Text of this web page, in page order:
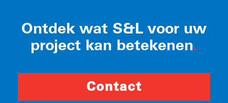
Ontdek wat S&L voor uw
project kan betekenen.
Contact